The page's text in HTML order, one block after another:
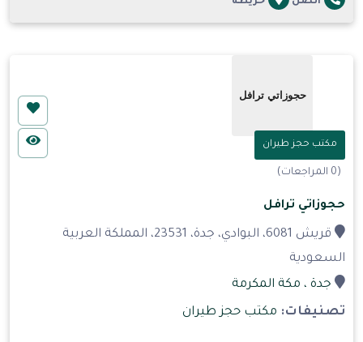
مكتب حجز طيران
(0 المراجعات)
حجوزاتي ترافل
قريش 6081، البوادي، جدة، 23531، المملكة العربية
السعودية
جدة ، مكة المكرمة
تصنيفات: مكتب حجز طيران